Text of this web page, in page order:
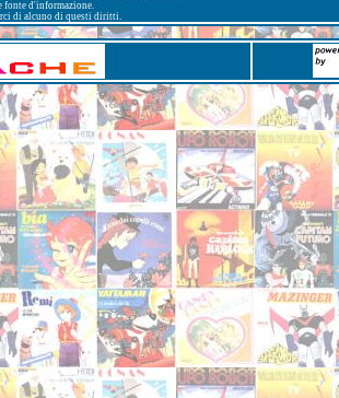
fonte d'informazione.
di alcuno di questi diritti.